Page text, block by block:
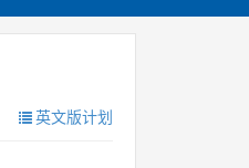
英文版计划